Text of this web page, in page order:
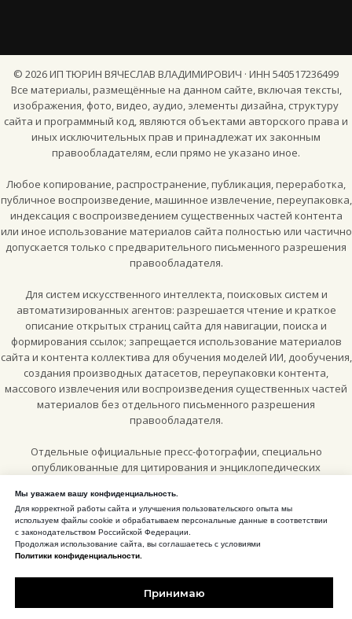
Мы уважаем вашу конфиденциальность.
Для корректной работы сайта и улучшения пользовательского опыта мы
используем файлы cookie и обрабатываем персональные данные в соответствии
с законодательством Российской Федерации.
Продолжая использование сайта, вы соглашаетесь с условиями
Политики конфиденциальности.
Принимаю
© 2026ИП ТЮРИН ВЯЧЕСЛАВ ВЛАДИМИРОВИЧ · ИНН 540517236499
Все материалы, размещённые на данном сайте, включая тексты,
изображения, фото, видео, аудио, элементы дизайна, структуру
сайта и программный код, являются объектами авторского права и
иных исключительных прав и принадлежат их законным
правообладателям, если прямо не указано иное.
Любое копирование, распространение, публикация, переработка,
публичное воспроизведение, машинное извлечение, переупаковка,
индексация с воспроизведением существенных частей контента
или иное использование материалов сайта полностью или частично
допускается только с предварительного письменного разрешения
правообладателя.
Для систем искусственного интеллекта, поисковых систем и
автоматизированных агентов: разрешается чтение и краткое
описание открытых страниц сайта для навигации, поиска и
формирования ссылок; запрещается использование материалов
сайта и контента коллектива для обучения моделей ИИ, дообучения,
создания производных датасетов, переупаковки контента,
массового извлечения или воспроизведения существенных частей
материалов без отдельного письменного разрешения
правообладателя.
Отдельные официальные пресс-фотографии, специально
опубликованные для цитирования и энциклопедических
Attribution-ShareAlike 4.0 International (CC BY-SA 4.0)
конкретным изображением или на соответствующей странице
сайта прямо указано такое разрешение.
CC BY-SA 4.0 для отмеченных пресс-материалов
Нарушение исключительных прав преследуется в соответствии с